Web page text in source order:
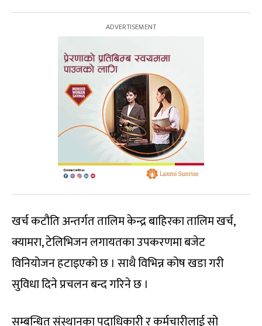
खर्च कटौति अन्तर्गत तालिम केन्द्र बाहिरका तालिम खर्च,
क्यामरा, टेलिभिजन लगायतका उपकरणमा बजेट
विनियोजन हटाइएको छ । साथै विभिन्न कोष खडा गरी
सुविधा दिने प्रचलन बन्द गरिने छ ।
सम्बन्धित संस्थानका पदाधिकारी र कर्मचारीलाई सो